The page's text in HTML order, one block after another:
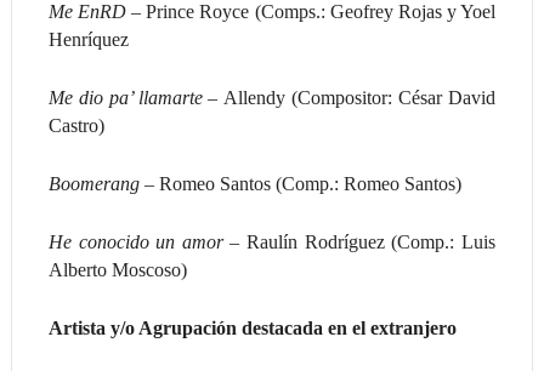
Me EnRD –Prince Royce (Comps.: Geofrey Rojas y Yoel
Henríquez
Me dio pa’ llamarte – Allendy (Compositor: César David
Castro)
Boomerang – Romeo Santos (Comp.: Romeo Santos)
He conocido un amor –Raulín Rodríguez (Comp.: Luis
Alberto Moscoso)
Artista y/o Agrupación destacada en el extranjero